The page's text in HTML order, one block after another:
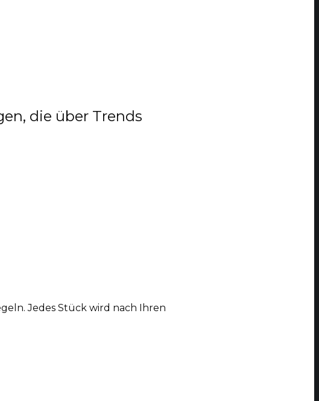
die über Trends
Jedes Stück wird nach Ihren